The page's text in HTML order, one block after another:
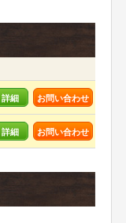
詳細 お問い合わせ
詳細 お問い合わせ